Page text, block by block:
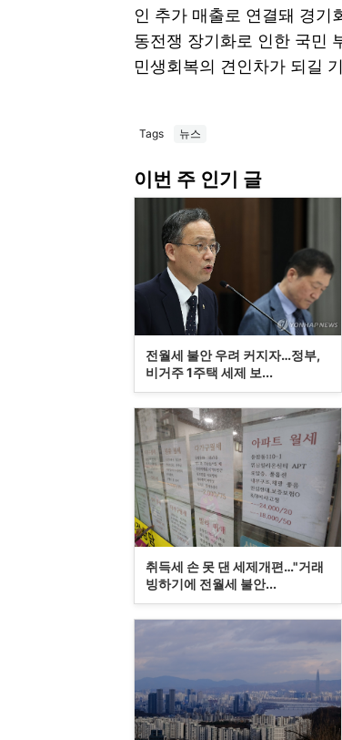
인 추가 매출로 연결돼 경기
동전쟁 장기화로 인한 국민
민생회복의 견인차가 되길
Tags 뉴스
이번 주 인기 글
전월세 불안 우려 커지자…정부,
비거주 1주택 세제 보...
취득세 손 못 댄 세제개편…"거래
빙하기에 전월세 불안...